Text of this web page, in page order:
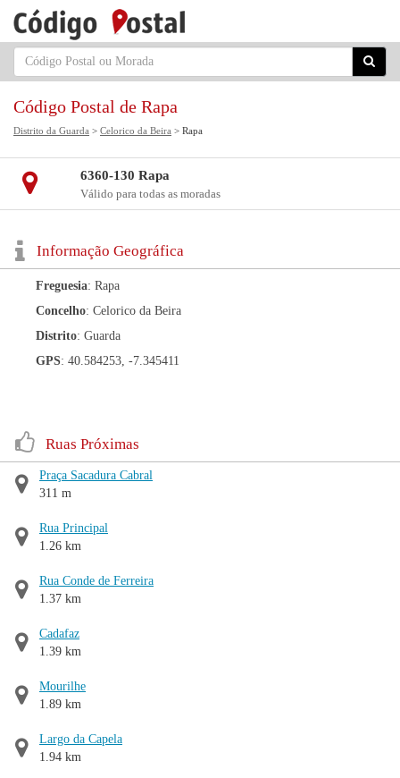
Código Postal de Rapa
Distrito da Guarda > Celorico da Beira > Rapa
6360-130 Rapa
Válido para todas as moradas
Informação Geográfica
Freguesia: Rapa
Concelho: Celorico da Beira
Distrito: Guarda
GPS: 40.584253, -7.345411
Ruas Próximas
Praça Sacadura Cabral
311 m
Rua Principal
1.26 km
Rua Conde de Ferreira
1.37 km
Cadafaz
1.39 km
Mourilhe
1.89 km
Largo da Capela
1.94 km